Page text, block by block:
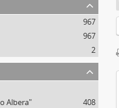
967
967
2
Albera"
408